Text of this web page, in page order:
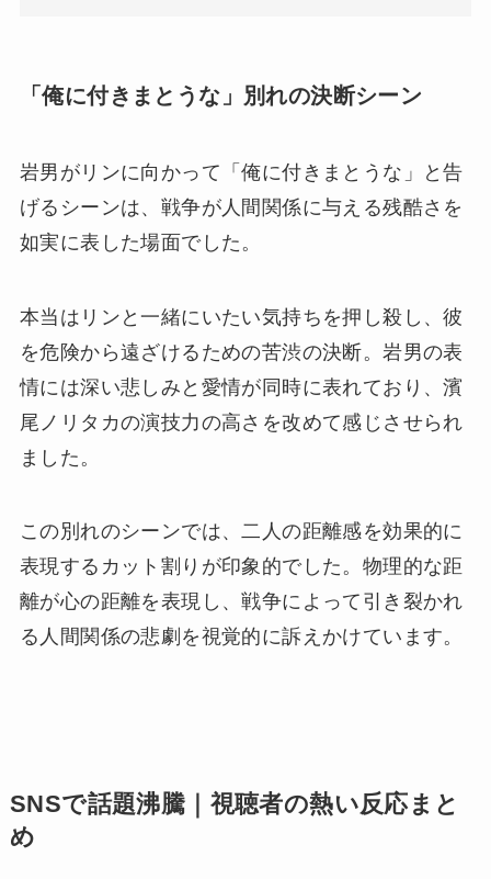
「俺に付きまとうな」別れの決断シーン
岩男がリンに向かって「俺に付きまとうな」と告
げるシーンは、戦争が人間関係に与える残酷さを
如実に表した場面でした。
本当はリンと一緒にいたい気持ちを押し殺し、彼
を危険から遠ざけるための苦渋の決断。岩男の表
情には深い悲しみと愛情が同時に表れており、濱
尾ノリタカの演技力の高さを改めて感じさせられ
ました。
この別れのシーンでは、二人の距離感を効果的に
表現するカット割りが印象的でした。物理的な距
離が心の距離を表現し、戦争によって引き裂かれ
る人間関係の悲劇を視覚的に訴えかけています。
SNSで話題沸騰｜視聴者の熱い反応まと
め